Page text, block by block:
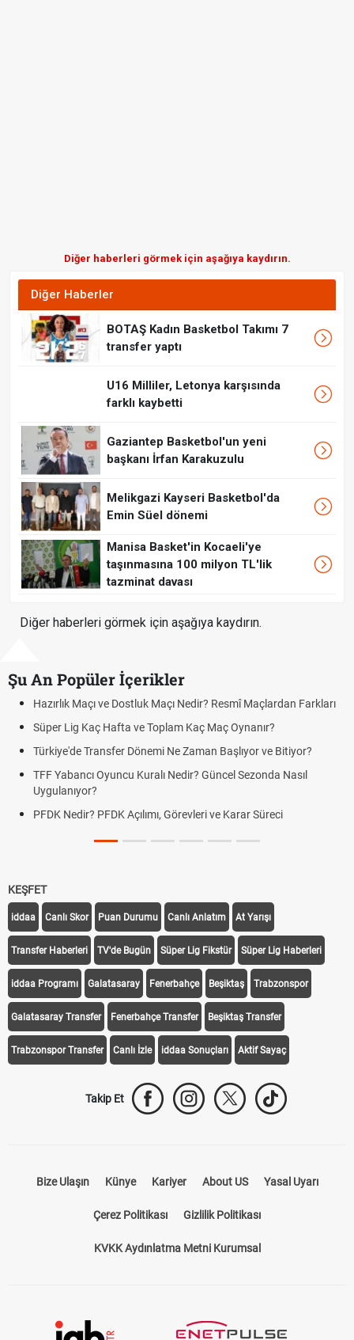
Diğer haberleri görmek için aşağıya kaydırın.
Diğer Haberler
BOTAŞ Kadın Basketbol Takımı 7
transfer yaptı
U16 Milliler, Letonya karşısında
farklı kaybetti
Gaziantep Basketbol'un yeni
başkanı İrfan Karakuzulu
Melikgazi Kayseri Basketbol'da
Emin Süel dönemi
Manisa Basket'in Kocaeli'ye
taşınmasına 100 milyon TL'lik
tazminat davası
Diğer haberleri görmek için aşağıya kaydırın.
Şu An Popüler İçerikler
Maçlardan Farkları
Oynanır?
ve Bitiyor?
Sezonda Nasıl
Karar Süreci
Puan Durumunda AG, OM ve Diğer
Skor Ne Demek? Sporda Skor ve Sonuç
Futbol Nasıl Oynanır? Temel Futbol
Deplasman Golü Kuralı Nedir? Hangi
DGS Sonuçları Ne Zaman Açıklanacak
KEŞFET
iddaa Canlı Skor Puan Durumu Canlı Anlatım At Yarışı
Transfer Haberleri TV'de Bugün Süper Lig Fikstür Süper Lig Haberleri
iddaa Programı Galatasaray Fenerbahçe Beşiktaş Trabzonspor
Galatasaray Transfer Fenerbahçe Transfer Beşiktaş Transfer
Trabzonspor Transfer Canlı İzle iddaa Sonuçları Aktif Sayaç